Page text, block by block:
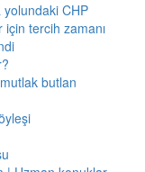
CHP
için tercih zamanı
butlan